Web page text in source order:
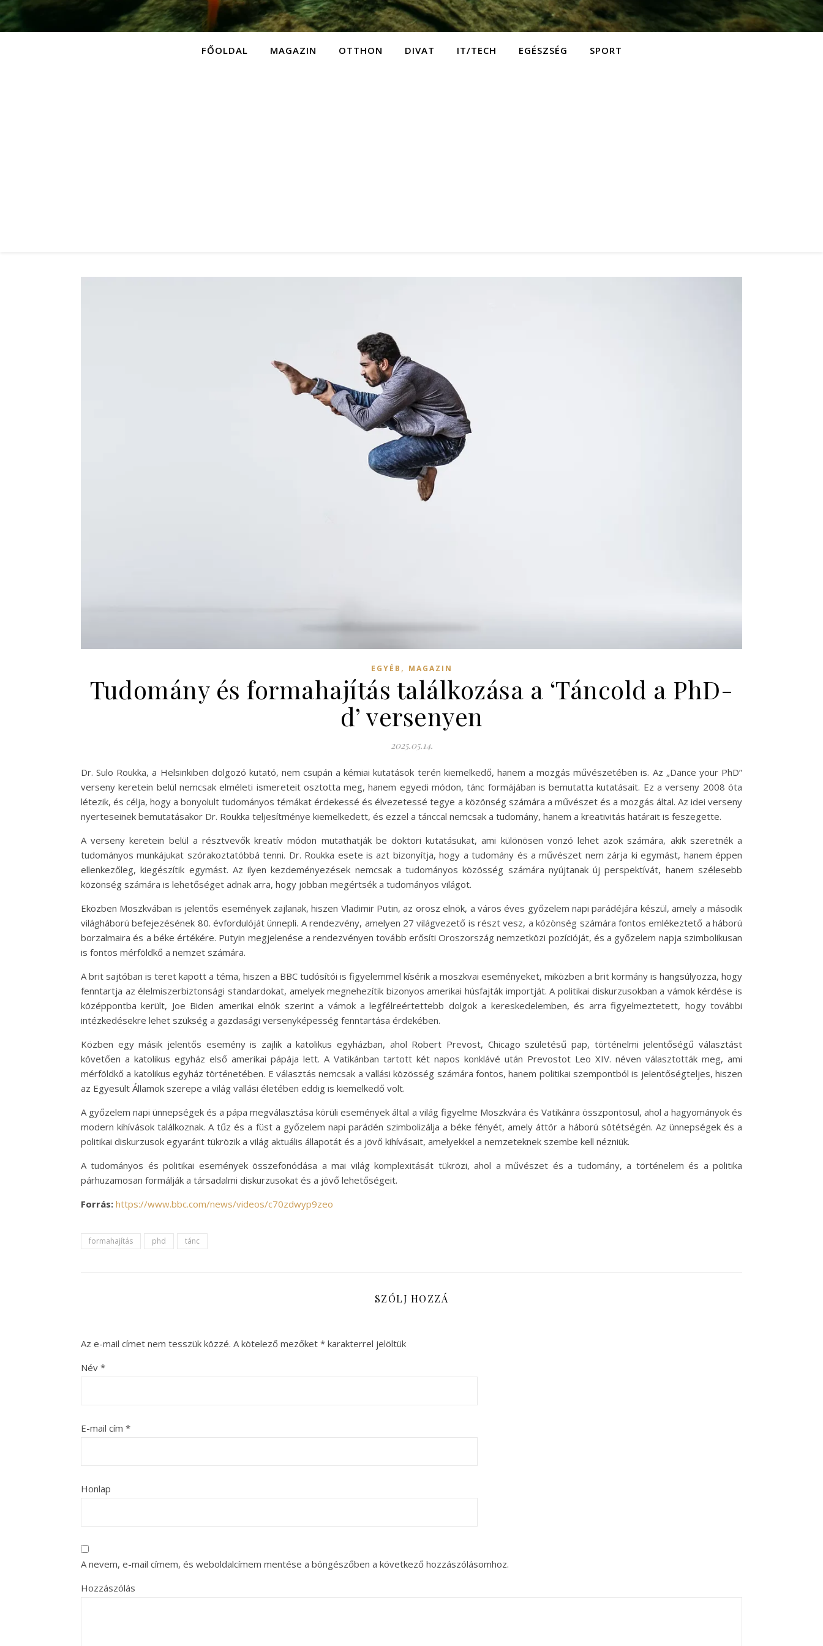
FŐOLDAL MAGAZIN OTTHON DIVAT IT/TECH EGÉSZSÉG SPORT
EGYÉB , MAGAZIN
Tudomány és formahajítás találkozása a ‘Táncold a PhD-
d’ versenyen
2025.05.14.
Dr. Sulo Roukka, a Helsinkiben dolgozó kutató, nem csupán a kémiai kutatások terén kiemelkedő, hanem a mozgás művészetében is. Az „Dance your PhD”
verseny keretein belül nemcsak elméleti ismereteit osztotta meg, hanem egyedi módon, tánc formájában is bemutatta kutatásait. Ez a verseny 2008 óta
létezik, és célja, hogy a bonyolult tudományos témákat érdekessé és élvezetessé tegye a közönség számára a művészet és a mozgás által. Az idei verseny
nyerteseinek bemutatásakor Dr. Roukka teljesítménye kiemelkedett, és ezzel a tánccal nemcsak a tudomány, hanem a kreativitás határait is feszegette.
A verseny keretein belül a résztvevők kreatív módon mutathatják be doktori kutatásukat, ami különösen vonzó lehet azok számára, akik szeretnék a
tudományos munkájukat szórakoztatóbbá tenni. Dr. Roukka esete is azt bizonyítja, hogy a tudomány és a művészet nem zárja ki egymást, hanem éppen
ellenkezőleg, kiegészítik egymást. Az ilyen kezdeményezések nemcsak a tudományos közösség számára nyújtanak új perspektívát, hanem szélesebb
közönség számára is lehetőséget adnak arra, hogy jobban megértsék a tudományos világot.
Eközben Moszkvában is jelentős események zajlanak, hiszen Vladimir Putin, az orosz elnök, a város éves győzelem napi parádéjára készül, amely a második
világháború befejezésének 80. évfordulóját ünnepli. A rendezvény, amelyen 27 világvezető is részt vesz, a közönség számára fontos emlékeztető a háború
borzalmaira és a béke értékére. Putyin megjelenése a rendezvényen tovább erősíti Oroszország nemzetközi pozícióját, és a győzelem napja szimbolikusan
is fontos mérföldkő a nemzet számára.
A brit sajtóban is teret kapott a téma, hiszen a BBC tudósítói is figyelemmel kísérik a moszkvai eseményeket, miközben a brit kormány is hangsúlyozza, hogy
fenntartja az élelmiszerbiztonsági standardokat, amelyek megnehezítik bizonyos amerikai húsfajták importját. A politikai diskurzusokban a vámok kérdése is
középpontba került, Joe Biden amerikai elnök szerint a vámok a legfélreértettebb dolgok a kereskedelemben, és arra figyelmeztetett, hogy további
intézkedésekre lehet szükség a gazdasági versenyképesség fenntartása érdekében.
Közben egy másik jelentős esemény is zajlik a katolikus egyházban, ahol Robert Prevost, Chicago születésű pap, történelmi jelentőségű választást
követően a katolikus egyház első amerikai pápája lett. A Vatikánban tartott két napos konklávé után Prevostot Leo XIV. néven választották meg, ami
mérföldkő a katolikus egyház történetében. E választás nemcsak a vallási közösség számára fontos, hanem politikai szempontból is jelentőségteljes, hiszen
az Egyesült Államok szerepe a világ vallási életében eddig is kiemelkedő volt.
A győzelem napi ünnepségek és a pápa megválasztása körüli események által a világ figyelme Moszkvára és Vatikánra összpontosul, ahol a hagyományok és
modern kihívások találkoznak. A tűz és a füst a győzelem napi parádén szimbolizálja a béke fényét, amely áttör a háború sötétségén. Az ünnepségek és a
politikai diskurzusok egyaránt tükrözik a világ aktuális állapotát és a jövő kihívásait, amelyekkel a nemzeteknek szembe kell nézniük.
A tudományos és politikai események összefonódása a mai világ komplexitását tükrözi, ahol a művészet és a tudomány, a történelem és a politika
párhuzamosan formálják a társadalmi diskurzusokat és a jövő lehetőségeit.
Forrás: https://www.bbc.com/news/videos/c70zdwyp9zeo
formahajítás phd tánc
SZÓLJ HOZZÁ
Az e-mail címet nem tesszük közzé. A kötelező mezőket * karakterrel jelöltük
Név *
E-mail cím *
Honlap
A nevem, e-mail címem, és weboldalcímem mentése a böngészőben a következő hozzászólásomhoz.
Hozzászólás